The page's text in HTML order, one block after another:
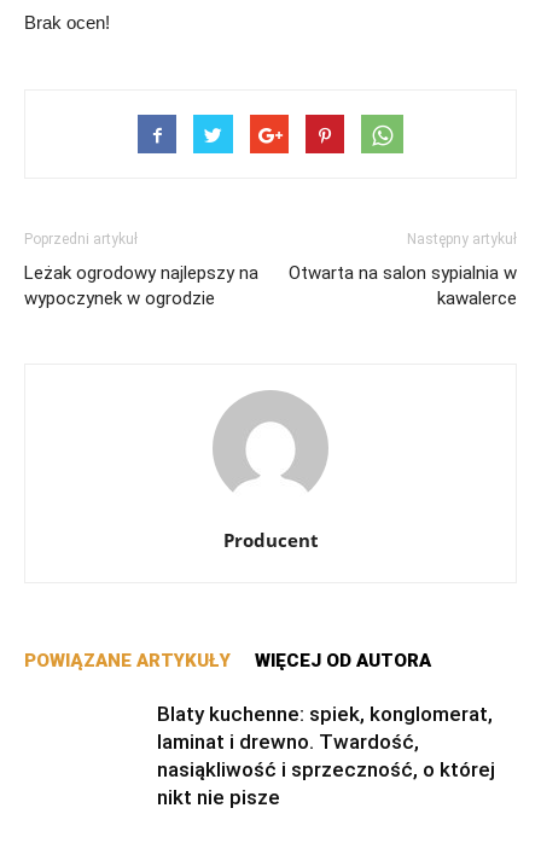
Brak ocen!
Poprzedni artykuł
Leżak ogrodowy najlepszy na
wypoczynek w ogrodzie
Następny artykuł
Otwarta na salon sypialnia w
kawalerce
Producent
POWIĄZANE ARTYKUŁY WIĘCEJ OD AUTORA
Blaty kuchenne: spiek, konglomerat,
laminat i drewno. Twardość,
nasiąkliwość i sprzeczność, o której
nikt nie pisze